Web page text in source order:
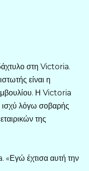
στη Victoria.
είναι η
Η Victoria
λόγω σοβαρής
της
«Εγώ έχτισα αυτή την